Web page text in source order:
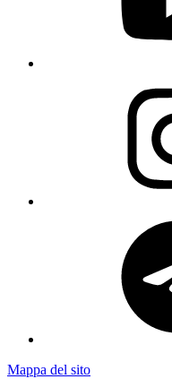
Mappa del sito